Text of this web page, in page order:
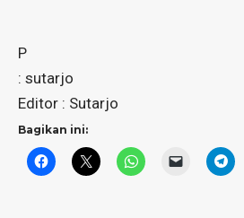
P
: sutarjo
Editor : Sutarjo
Bagikan ini: